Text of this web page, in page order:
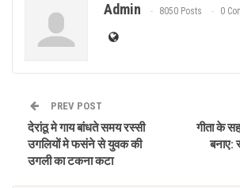
Admin 8050 Posts 0
PREV POST
देरांठू मे गाय बांधते समय रस्सी
उगलियों मे फसंने से युवक की
उगली का टकना कटा
गीता के
बनाए: